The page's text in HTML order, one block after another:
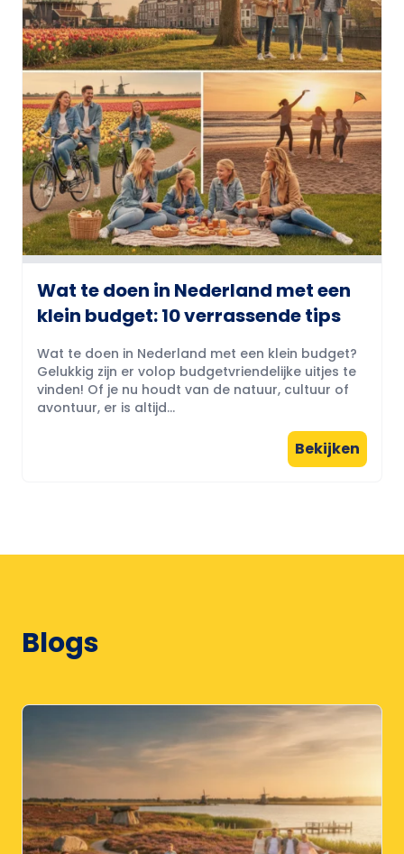
Wat te doen in Nederland met een
klein budget: 10 verrassende tips
Wat te doen in Nederland met een klein budget?
Gelukkig zijn er volop budgetvriendelijke uitjes te
vinden! Of je nu houdt van de natuur, cultuur of
avontuur, er is altijd...
Bekijken
Blogs